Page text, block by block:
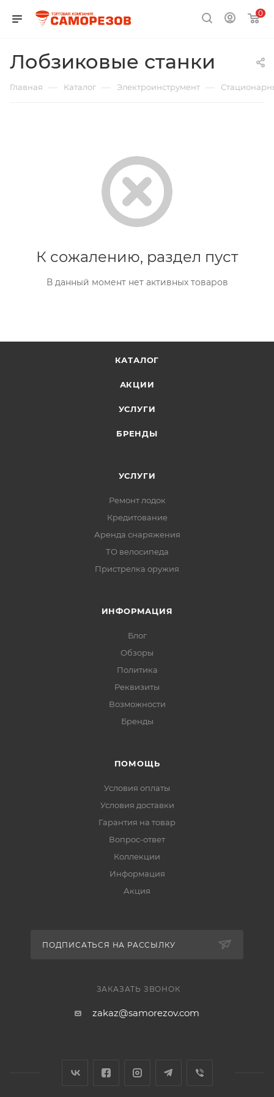
0
Лобзиковые станки
Главная — Каталог — Электроинструмент —
К сожалению, раздел пуст
В данный момент нет активных товаров
КАТАЛОГ
АКЦИИ
УСЛУГИ
БРЕНДЫ
УСЛУГИ
Ремонт лодок
Кредитование
Аренда снаряжения
ТО велосипеда
Пристрелка оружия
ИНФОРМАЦИЯ
Блог
Обзоры
Политика
Реквизиты
Возможности
Бренды
ПОМОЩЬ
Условия оплаты
Условия доставки
Гарантия на товар
Вопрос-ответ
Коллекции
Информация
Акция
ПОДПИСАТЬСЯ НА РАССЫЛКУ
ЗАКАЗАТЬ ЗВОНОК
zakaz@samorezov.com